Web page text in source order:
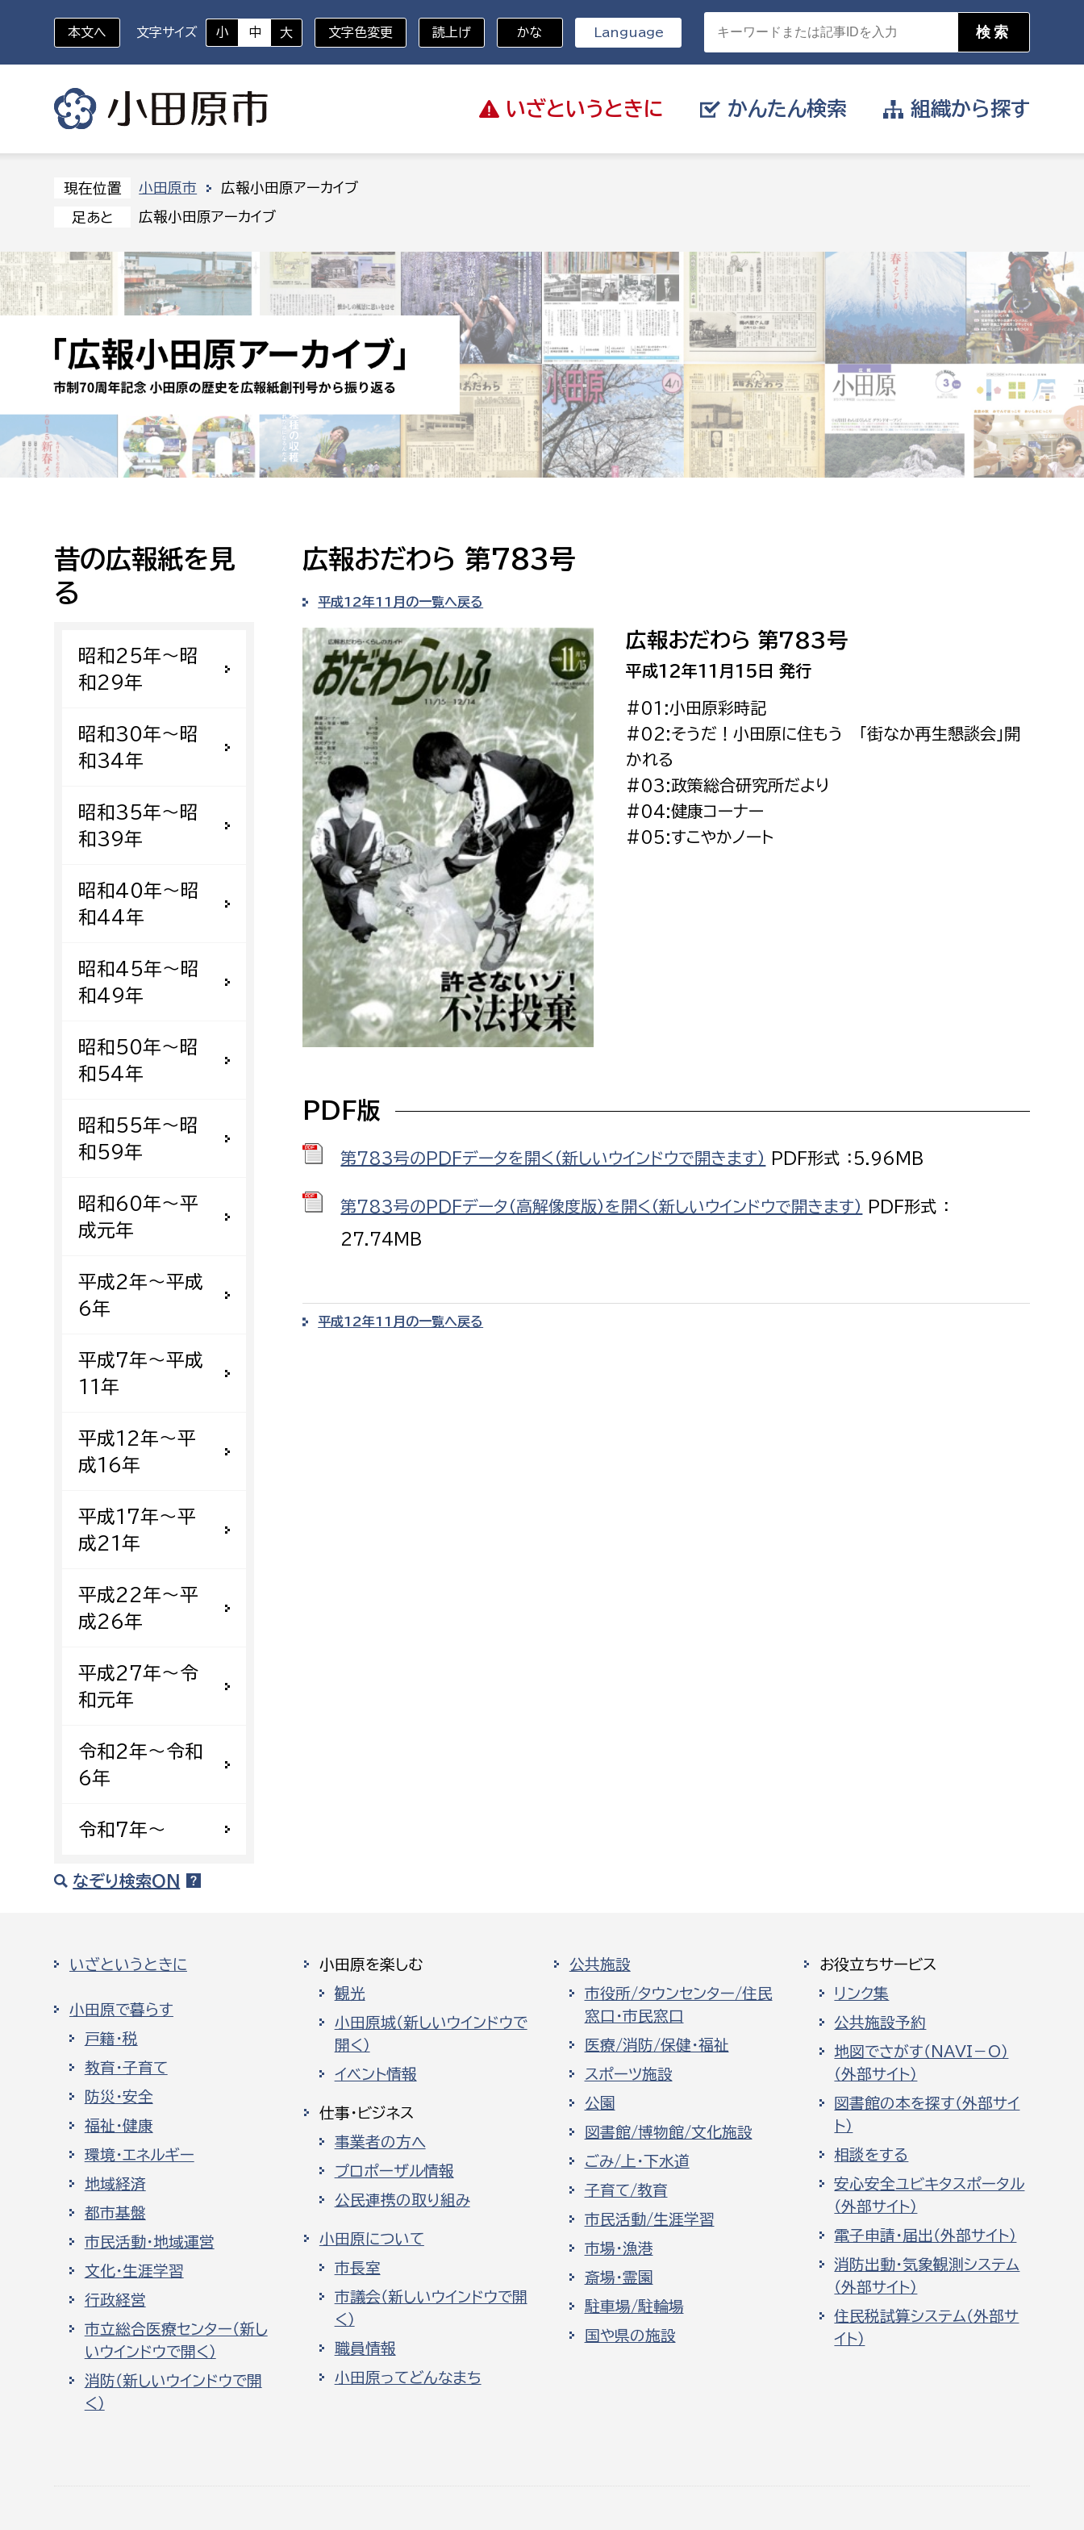
いざと いうときに
いざというときに
休日救急外来 防災・ハザードマップ 避難場所 消防
かんたん検索
対象者を選択
幼稚園児・保育園児
高校生・大学生など
障がい者
事業者
求職者
外国人
ペット
税
教育・子育て
防災・安全
福祉・健康
環境・エネルギー
都市基盤
市民活動・地域づくり
行政経営
観光
消防
病院
市議会
届け出や申請をしたい
証明書がほしい
相談をしたい
支払いをしたい
働きたい
まちづくりに関わりたい
組織から探す
組織から探す
部に属さない室
秘書室
広報広聴室
企画政策課
財政課
デジタル推進課
総務課
職員課
財産管理課
契約検査課
市税総務課
市民税課
資産税課
事業課
市民部
地域安全課
人権・男女共同参画課
戸籍住民課
防災部 文化部
生涯学習課
文化財課
スポーツ課
小田原城総合管理事務所
環境部
福祉健康部
福祉政策課
生活援護課
障がい福祉課
保険課
健康づくり課
子ども若者部
子ども政策課
子ども若者支援課
保育課
経済部
産業政策課
観光課
農政課
水産海浜課
都市政策課
建設部
建設政策課
国県事業推進課
道水路整備課
みどり公園課
会計管理者
出納室
市立総合医療センター
患者サポートセンター
病院管理局：経営管理課
病院管理局：施設用度課
病院管理局：医事課
警防第2課
上下水道局
経営総務課
水道整備課
下水道整備課
浄水管理課
教育部
教育総務課
選挙管理委員会事務局 監査事務局
農業委員会事務局
農業委員会事務局
本文へ 文字サイズ 小 中 大 文字色変更 読上げ かな Language
現在位置 小田原市 広報小田原アーカイブ
足あと 広報小田原アーカイブ
昔の広報紙を見
る
昭和25年〜昭
和29年
昭和30年〜昭
和34年
昭和35年〜昭
和39年
昭和40年〜昭
和44年
昭和45年〜昭
和49年
昭和50年〜昭
和54年
昭和55年〜昭
和59年
昭和60年〜平
成元年
平成2年〜平成
6年
平成7年〜平成
11年
平成12年〜平
成16年
平成17年〜平
成21年
平成22年〜平
成26年
平成27年〜令
和元年
令和2年〜令和
6年
令和7年〜
広報おだわら 第783号
平成12年11月の一覧へ戻る
広報おだわら 第783号
平成12年11月15日 発行
#01:小田原彩時記
#02:そうだ！小田原に住もう 「街なか再生懇談会」開
かれる
#03:政策総合研究所だより
#04:健康コーナー
#05:すこやかノート
PDF版
第783号のPDFデータを開く（新しいウインドウで開きます） PDF形式 ：5.96MB
第783号のPDFデータ（高解像度版）を開く（新しいウインドウで開きます）
PDF形式 ：
27.74MB
平成12年11月の一覧へ戻る
なぞり検索ON
いざというときに
小田原で暮らす
戸籍・税
教育・子育て
防災・安全
福祉・健康
環境・エネルギー
地域経済
都市基盤
市民活動・地域運営
文化・生涯学習
行政経営
市立総合医療センター（新し
いウインドウで開く）
消防（新しいウインドウで開
く）
小田原を楽しむ
観光
小田原城（新しいウインドウで
開く）
イベント情報
仕事・ビジネス
事業者の方へ
プロポーザル情報
公民連携の取り組み
小田原について
市長室
市議会（新しいウインドウで開
く）
職員情報
小田原ってどんなまち
公共施設
市役所/タウンセンター/住民
窓口・市民窓口
医療/消防/保健・福祉
スポーツ施設
公園
図書館/博物館/文化施設
ごみ/上・下水道
子育て/教育
市民活動/生涯学習
市場・漁港
斎場・霊園
駐車場/駐輪場
国や県の施設
お役立ちサービス
リンク集
公共施設予約
地図でさがす（NAVI－O）
（外部サイト）
図書館の本を探す（外部サイ
ト）
相談をする
安心安全ユビキタスポータル
（外部サイト）
電子申請・届出（外部サイト）
消防出動・気象観測システム
（外部サイト）
住民税試算システム（外部サ
イト）